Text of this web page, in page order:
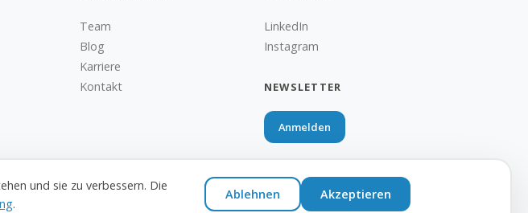
Team
Blog
Karriere
Kontakt
LinkedIn
Instagram
NEWSLETTER
Anmelden
und sie zu verbessern. Die
.
Ablehnen Akzeptieren